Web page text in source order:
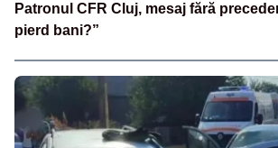
Patronul CFR Cluj, mesaj fără
pierd bani?”